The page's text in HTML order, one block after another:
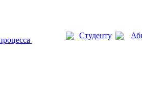
Студенту